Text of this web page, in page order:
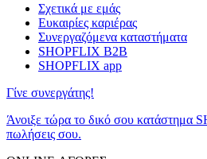
Σχετικά με εμάς
Ευκαιρίες καριέρας
Συνεργαζόμενα καταστήματα
SHOPFLIX B2B
SHOPFLIX app
Γίνε συνεργάτης!
Άνοιξε τώρα το δικό σου κατάστημα
πωλήσεις σου.